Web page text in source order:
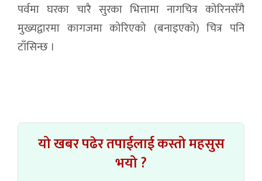
पर्वमा घरका चारै सुरका भित्तामा नागचित्र कोरिनसँगै
मुख्यद्वारमा कागजमा कोरिएको (बनाइएको) चित्र पनि
टाँसिन्छ ।
यो खबर पढेर तपाईलाई कस्तो महसुस
भयो ?